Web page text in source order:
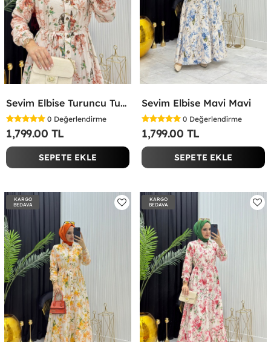
Sevim Elbise Turuncu Turuncu
0 Değerlendirme
1,799.00 TL
SEPETE EKLE
Sevim Elbise Mavi Mavi
0 Değerlendirme
1,799.00 TL
SEPETE EKLE
KARGO
BEDAVA
KARGO
BEDAVA